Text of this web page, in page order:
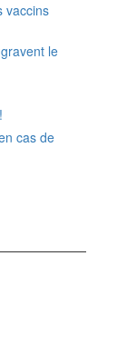
vaccins
le
cas de